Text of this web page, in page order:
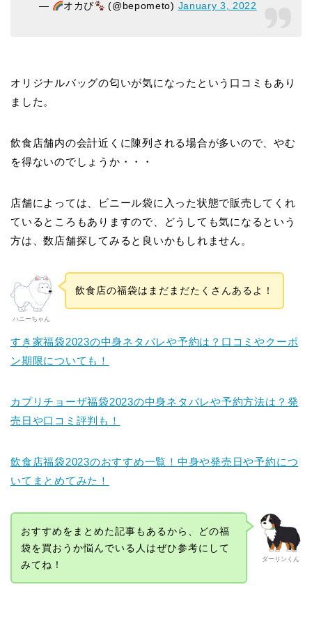
— オカぴ (@bepometo) January 3, 2022
オリジナルバッグの匂いが気になったという口コミもあり
ました。
飲食店舗内の会計近くに陳列される場合が多いので、やむ
を得ないのでしょうか・・・
店舗によっては、ビニール袋に入った状態で販売してくれ
ているところもありますので、どうしても気になるという
方は、数店舗探してみると良いかもしれません。
ハニーちゃん
飲食店の福袋はまだまだたくさんあるよ！
すき家福袋2023の中身ネタバレや予約は？口コミやクーポ
ン期限についても！
カプリチョーザ福袋2023の中身ネタバレや予約方法は？発
売日や口コミ評判も！
飲食店福袋2023のおすすめ一覧！中身や発売日や予約につ
いてまとめてみた！
ダーリンくん
おすすめをまとめた記事もあるから、どの福
袋を買おうか悩んでいる人はぜひ参考にして
みてね！